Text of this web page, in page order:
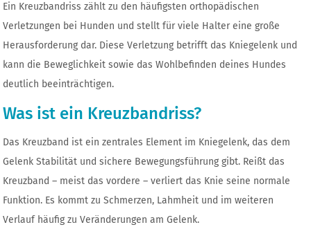
Ein Kreuzbandriss zählt zu den häufigsten orthopädischen
Verletzungen bei Hunden und stellt für viele Halter eine große
Herausforderung dar. Diese Verletzung betrifft das Kniegelenk und
kann die Beweglichkeit sowie das Wohlbefinden deines Hundes
deutlich beeinträchtigen.
Was ist ein Kreuzbandriss?
Das Kreuzband ist ein zentrales Element im Kniegelenk, das dem
Gelenk Stabilität und sichere Bewegungsführung gibt. Reißt das
Kreuzband – meist das vordere – verliert das Knie seine normale
Funktion. Es kommt zu Schmerzen, Lahmheit und im weiteren
Verlauf häufig zu Veränderungen am Gelenk.